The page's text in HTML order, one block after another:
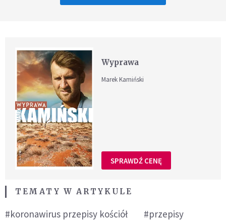
Wyprawa
Marek Kamiński
SPRAWDŹ CENĘ
TEMATY W ARTYKULE
#koronawirus przepisy kościół
#przepisy